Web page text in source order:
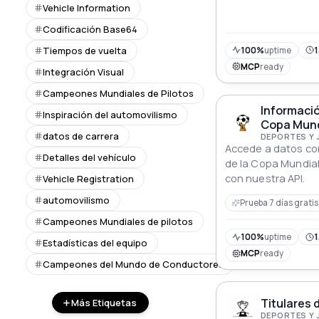
Vehicle Information
Codificación Base64
Tiempos de vuelta
Integración Visual
Campeones Mundiales de Pilotos
Inspiración del automovilismo
datos de carrera
Detalles del vehículo
Vehicle Registration
automovilismo
Campeones Mundiales de pilotos
Estadísticas del equipo
Campeones del Mundo de Conductores
Más Etiquetas
100%uptime
MCPready
Copa
DEPORTES Y
Accede a datos
de la Copa
con nuestra API.
Prueba 7 días gratis
100%uptime
MCPready
Titulares
DEPORTES Y